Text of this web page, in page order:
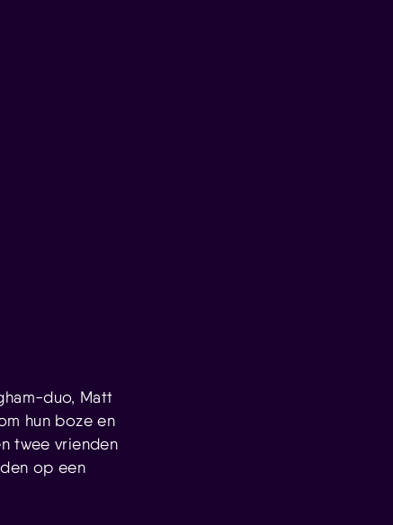
duo, Matt
hun boze en
twee vrienden
op een